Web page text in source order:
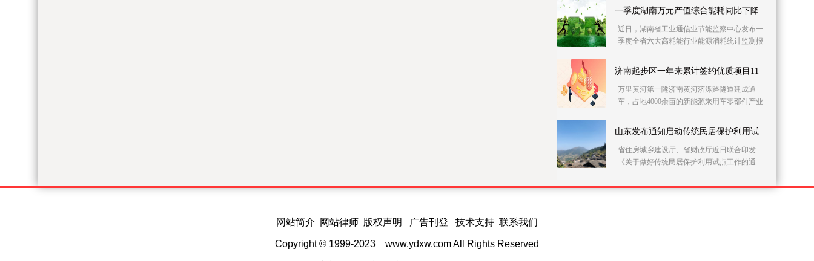
治。连日来
一季度湖南万元产值综合能耗同比下降
近日，湖南省工业通信业节能监察中心发布一
季度全省六大高耗能行业能源消耗统计监测报
业的万元
济南起步区一年来累计签约优质项目11
万里黄河第一隧济南黄河济泺路隧道建成通
车，占地4000余亩的新能源乘用车零部件产业
方案获批复一
山东发布通知启动传统民居保护利用试
省住房城乡建设厅、省财政厅近日联合印发
《关于做好传统民居保护利用试点工作的通
工作。此次试点
网站简介 网站律师 版权声明 广告刊登 技术支持 联系我们
Copyright © 1999-2023 www.ydxw.comAll Rights Reserved